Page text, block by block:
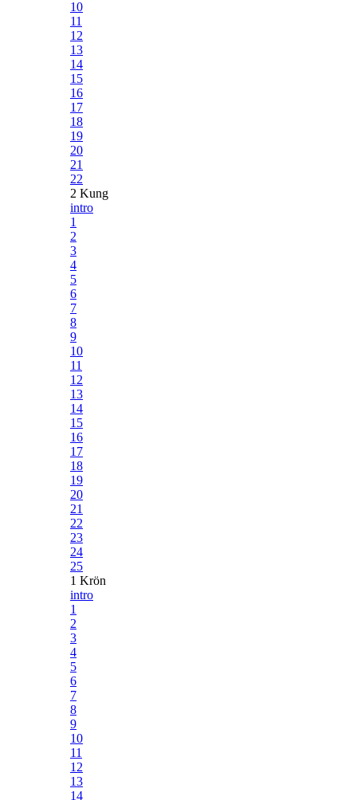
10
11
12
13
14
15
16
17
18
19
20
21
22
2 Kung
intro
1
2
3
4
5
6
7
8
9
10
11
12
13
14
15
16
17
18
19
20
21
22
23
24
25
1 Krön
intro
1
2
3
4
5
6
7
8
9
10
11
12
13
14